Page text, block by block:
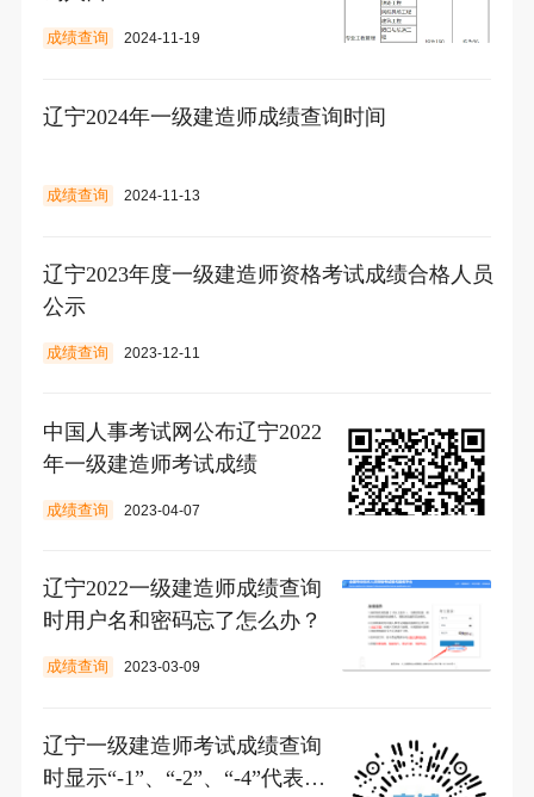
成绩查询 2024-11-19
辽宁2024年一级建造师成绩查询时间
成绩查询 2024-11-13
辽宁2023年度一级建造师资格考试成绩合格人员
公示
成绩查询 2023-12-11
中国人事考试网公布辽宁2022
年一级建造师考试成绩
成绩查询 2023-04-07
辽宁2022一级建造师成绩查询
时用户名和密码忘了怎么办？
成绩查询 2023-03-09
辽宁一级建造师考试成绩查询
时显示“-1”、“-2”、“-4”代表什